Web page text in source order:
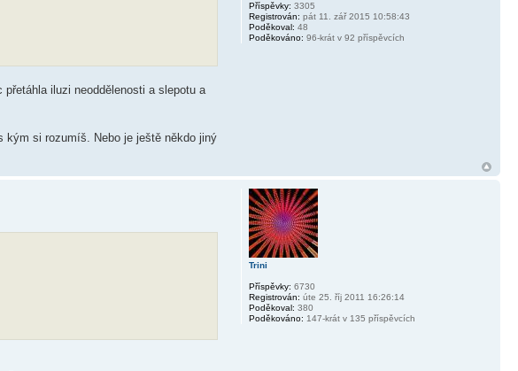
iluzi neoddělenosti a slepotu a
kým si rozumíš. Nebo je ještě někdo jiný
Příspěvky: 3305
Registrován: pát 11. zář 2015 10:58:43
Poděkoval: 48
Poděkováno: 96-krát v 92 příspěvcích
Trini
Příspěvky: 6730
Registrován: úte 25. říj 2011 16:26:14
Poděkoval: 380
Poděkováno: 147-krát v 135 příspěvcích